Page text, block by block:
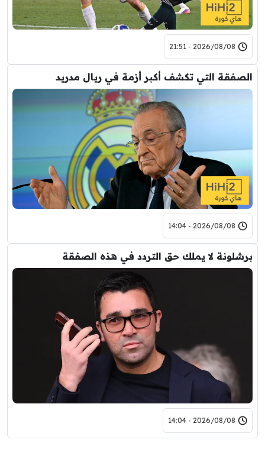
2026/08/08 - 21:51
الصفقة التي تكشف أكبر أزمة في ريال مدريد
2026/08/08 - 14:04
برشلونة لا يملك حق التردد في هذه الصفقة
2026/08/08 - 14:04